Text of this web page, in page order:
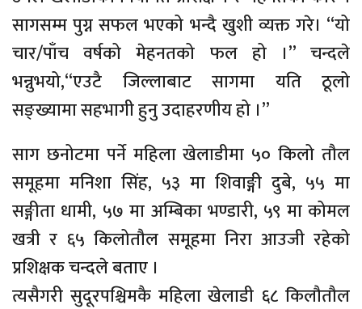
सागसम्म पुग्न सफल भएको भन्दै खुशी व्यक्त गरे। “यो
चार/पाँच वर्षको मेहनतको फल हो ।” चन्दले
भन्नुभयो,“एउटै जिल्लाबाट सागमा यति ठूलो
सङ्ख्यामा सहभागी हुनु उदाहरणीय हो ।”
साग छनोटमा पर्ने महिला खेलाडीमा ५० किलो तौल
समूहमा मनिशा सिंह, ५३ मा शिवाङ्गी दुबे, ५५ मा
सङ्गीता धामी, ५७ मा अम्बिका भण्डारी, ५९ मा कोमल
खत्री र ६५ किलोतौल समूहमा निरा आउजी रहेको
प्रशिक्षक चन्दले बताए ।
त्यसैगरी सुदूरपश्चिमकै महिला खेलाडी ६८ किलौतौल